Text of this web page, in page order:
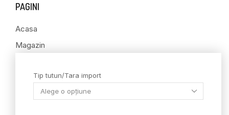
PAGINI
Acasa
Magazin
Tip tutun/Tara import